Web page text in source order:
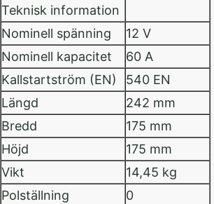
Teknisk information
Nominell spänning
12 V
Nominell kapacitet
60 A
Kallstartström (EN)
540 EN
Längd
242 mm
Bredd
175 mm
Höjd
175 mm
Vikt
14,45 kg
Polställning
0